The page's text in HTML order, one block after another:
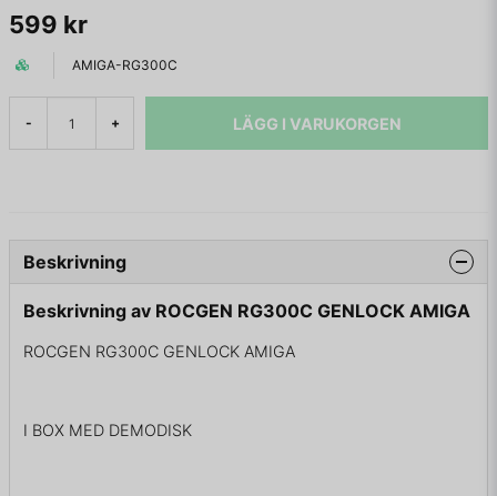
599 kr
AMIGA-RG300C
- + LÄGG I VARUKORGEN
Beskrivning
Beskrivning av ROCGEN RG300C GENLOCK AMIGA
ROCGEN RG300C GENLOCK AMIGA
I BOX MED DEMODISK